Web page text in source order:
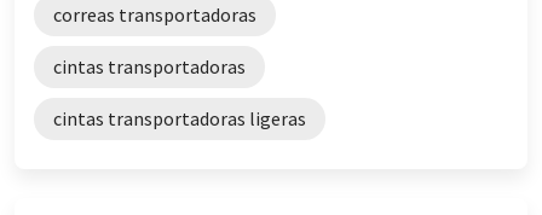
correas transportadoras
cintas transportadoras
cintas transportadoras ligeras